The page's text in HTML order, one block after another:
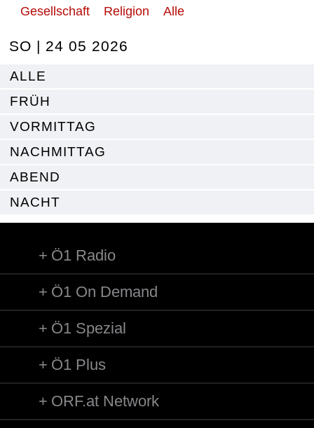
Gesellschaft
Religion Alle
SO | 24 05 2026
ALLE
FRÜH
VORMITTAG
NACHMITTAG
ABEND
NACHT
Ö1 Radio
Ö1 On Demand
Ö1 Spezial
Ö1 Plus
ORF.at Network